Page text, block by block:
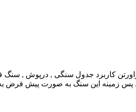
پس زمینه این سنگ به صورت پیش فرض